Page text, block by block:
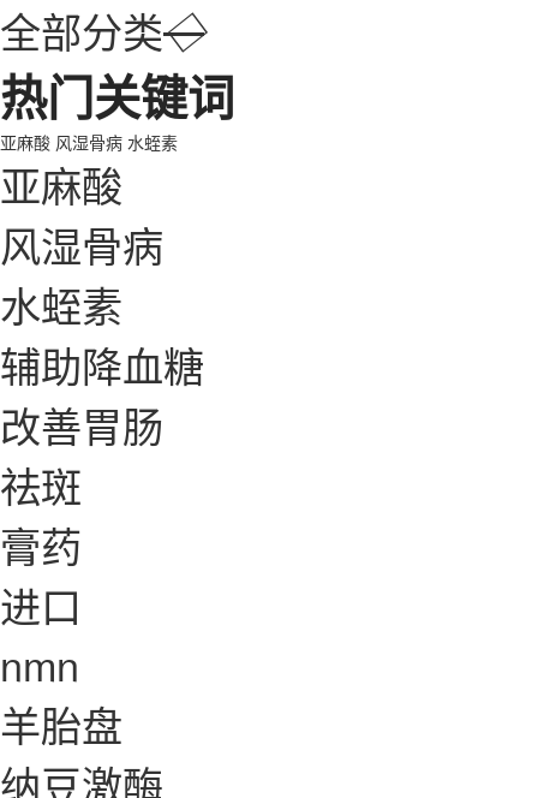
全部分类◇
热门关键词
亚麻酸 风湿骨病 水蛭素
亚麻酸
风湿骨病
水蛭素
辅助降血糖
改善胃肠
祛斑
膏药
进口
nmn
羊胎盘
纳豆激酶